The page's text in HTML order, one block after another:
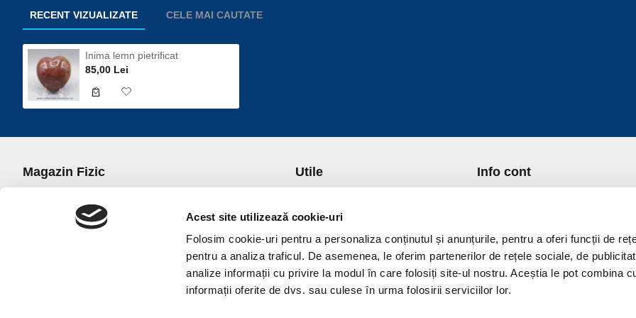
Acest site utilizează cookie-uri
Folosim cookie-uri pentru a personaliza conținutul și anunțurile, pentru a oferi funcții de
pentru a analiza traficul. De asemenea, le oferim partenerilor de rețele sociale, de
analize informații cu privire la modul în care folosiți site-ul nostru. Aceștia le pot combina
informații oferite de dvs. sau culese în urma folosirii serviciilor lor.
RECENT VIZUALIZATE CELE MAI CAUTATE
Inima lemn pietrificat
85,00 Lei
Magazin Fizic
office@universulcristalelor.ro
0799 879 911, 0723 145 611 (Comenzi Telefonice)
Utile
Transport si Plata
Politica de Returnare
Politica de confidentialitate
Politica Cookies
Termeni si conditii
Info cont
Lista Favorite
GDPR - Protectia datelor
Contact